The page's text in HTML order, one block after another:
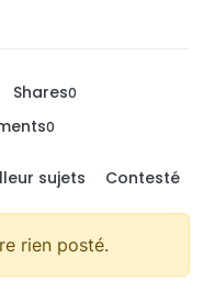
Shares0
0
sujets Contesté
rien posté.